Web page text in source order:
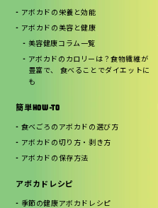
アボカドの栄養と効能
アボカドの美容と健康
美容健康コラム一覧
アボカドのカロリーは？食物繊維が
豊富で、 食べることでダイエットに
も
簡単HOW-TO
食べごろのアボカドの選び方
アボカドの切り方・剥き方
アボカドの保存方法
アボカドレシピ
季節の健康アボカドレシピ